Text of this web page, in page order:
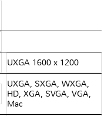
UXGA 1600 x 1200
UXGA, SXGA, WXGA,
HD, XGA, SVGA, VGA,
Mac